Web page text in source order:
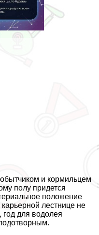
и кормильцем
полу придется
положение
лестнице не
год для водолея